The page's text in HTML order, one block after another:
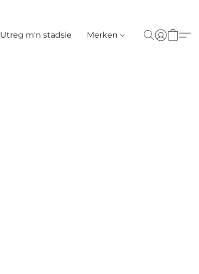
Utreg m'n stadsie Merken